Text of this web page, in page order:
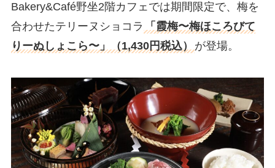
Bakery&Café野坐2階カフェでは期間限定で、梅を
合わせたテリーヌショコラ
「霞梅〜梅ほころびて
りーぬしょこら〜」（1,430円税込）
が登場。